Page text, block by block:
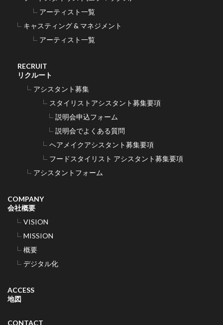
アーティスト一覧
キャスティング & マネジメント
アーティスト一覧
RECRUIT
リクルート
アシスタント募集
スタイリストアシスタント募集要項
説明会申込フォーム
説明会でよくある質問
ヘアメイクアシスタント募集要項
フードスタイリスト アシスタント募集要項
アシスタントフォーム
COMPANY
会社概要
VISION
MISSION
概要
デジタル化
ACCESS
地図
CONTACT